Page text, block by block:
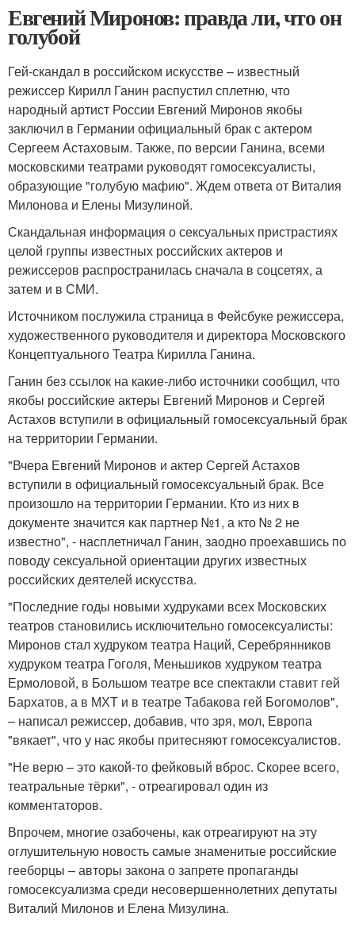
Евгений Миронов: правда ли, что он
голубой
Гей-скандал в российском искусстве – известный
режиссер Кирилл Ганин распустил сплетню, что
народный артист России Евгений Миронов якобы
заключил в Германии официальный брак с актером
Сергеем Астаховым. Также, по версии Ганина, всеми
московскими театрами руководят гомосексуалисты,
образующие "голубую мафию". Ждем ответа от Виталия
Милонова и Елены Мизулиной.
Скандальная информация о сексуальных пристрастиях
целой группы известных российских актеров и
режиссеров распространилась сначала в соцсетях, а
затем и в СМИ.
Источником послужила страница в Фейсбуке режиссера,
художественного руководителя и директора Московского
Концептуального Театра Кирилла Ганина.
Ганин без ссылок на какие-либо источники сообщил, что
якобы российские актеры Евгений Миронов и Сергей
Астахов вступили в официальный гомосексуальный брак
на территории Германии.
"Вчера Евгений Миронов и актер Сергей Астахов
вступили в официальный гомосексуальный брак. Все
произошло на территории Германии. Кто из них в
документе значится как партнер №1, а кто № 2 не
известно", - насплетничал Ганин, заодно проехавшись по
поводу сексуальной ориентации других известных
российских деятелей искусства.
"Последние годы новыми худруками всех Московских
театров становились исключительно гомосексуалисты:
Миронов стал худруком театра Наций, Серебрянников
худруком театра Гоголя, Меньшиков худруком театра
Ермоловой, в Большом театре все спектакли ставит гей
Бархатов, а в МХТ и в театре Табакова гей Богомолов",
– написал режиссер, добавив, что зря, мол, Европа
"вякает", что у нас якобы притесняют гомосексуалистов.
"Не верю – это какой-то фейковый вброс. Скорее всего,
театральные тёрки", - отреагировал один из
комментаторов.
Впрочем, многие озабочены, как отреагируют на эту
оглушительную новость самые знаменитые российские
гееборцы – авторы закона о запрете пропаганды
гомосексуализма среди несовершеннолетних депутаты
Виталий Милонов и Елена Мизулина.